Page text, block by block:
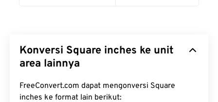
Konversi Square inches ke unit
area lainnya
FreeConvert.com dapat mengonversi Square
inches ke format lain berikut: